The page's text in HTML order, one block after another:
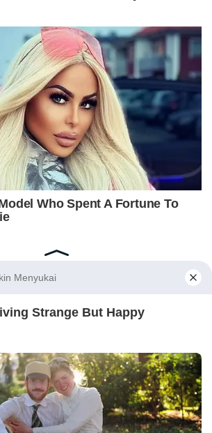
Redaksi Privacy Policy
Disclaimer
Media Siber
Tentang Kami
Copyright © 2018-2026